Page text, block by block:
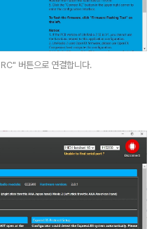
버튼으로 연결합니다.